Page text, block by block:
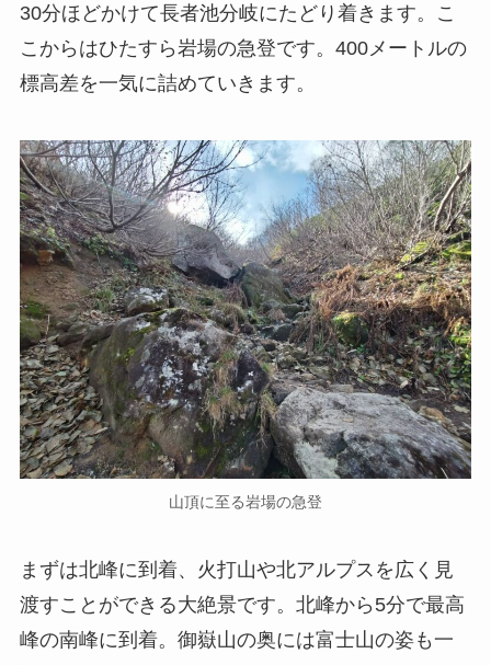
30分ほどかけて長者池分岐にたどり着きます。こ
こからはひたすら岩場の急登です。400メートルの
標高差を一気に詰めていきます。
山頂に至る岩場の急登
まずは北峰に到着、火打山や北アルプスを広く見
渡すことができる大絶景です。北峰から5分で最高
峰の南峰に到着。御嶽山の奥には富士山の姿も一